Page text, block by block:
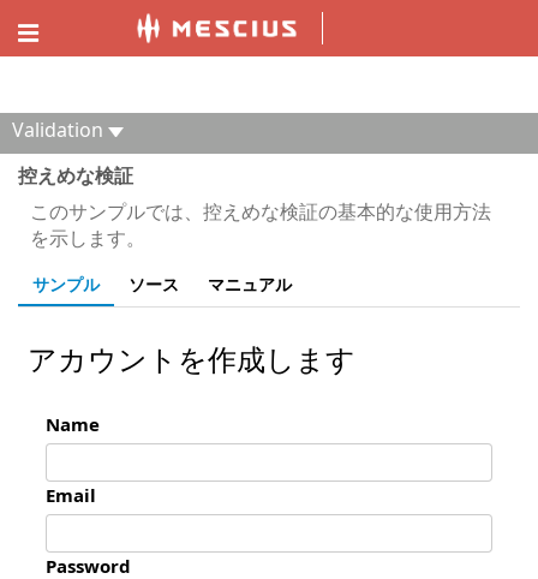
Validation
控えめな検証
このサンプルでは、控えめな検証の基本的な使用方法
を示します。
サンプル ソース マニュアル
アカウントを作成します
Name
Email
Password